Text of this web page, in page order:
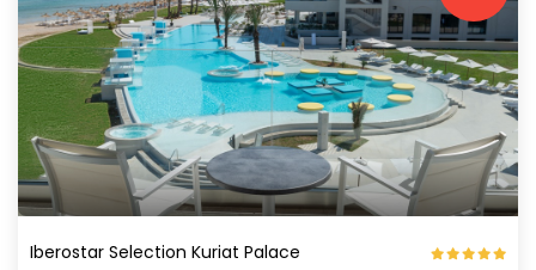
Iberostar Selection Kuriat Palace